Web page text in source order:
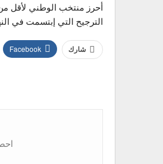
الترجيح التي إبتسمت في
شارك Facebook